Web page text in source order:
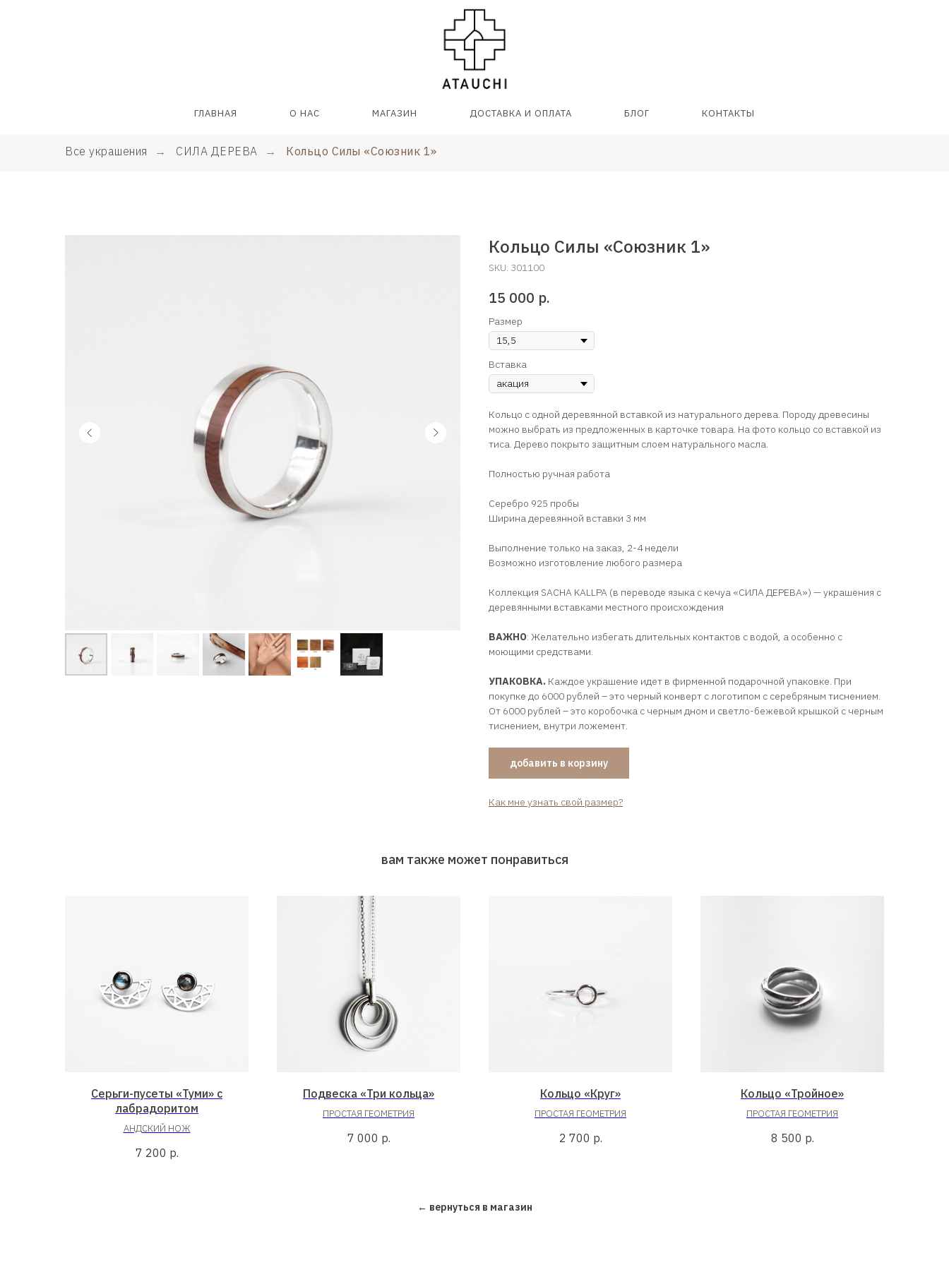
ГЛАВНАЯ О НАС МАГАЗИН ДОСТАВКА И ОПЛАТА БЛОГ КОНТАКТЫ
Все украшения → СИЛА ДЕРЕВА → Кольцо Силы «Союзник 1»
Кольцо Силы «Союзник 1»
SKU: 301100
15 000 р.
Размер
Вставка
Кольцо с одной деревянной вставкой из натурального дерева. Породу древесины
можно выбрать из предложенных в карточке товара. На фото кольцо со вставкой из
тиса. Дерево покрыто защитным слоем натурального масла.
Полностью ручная работа
Серебро 925 пробы
Ширина деревянной вставки 3 мм
Выполнение только на заказ, 2-4 недели
Возможно изготовление любого размера
Коллекция SACHA KALLPA (в переводе языка с кечуа «СИЛА ДЕРЕВА») — украшения с
деревянными вставками местного происхождения
ВАЖНО: Желательно избегать длительных контактов с водой, а особенно с
моющими средствами.
УПАКОВКА. Каждое украшение идет в фирменной подарочной упаковке. При
покупке до 6000 рублей – это черный конверт с логотипом с серебряным тиснением.
От 6000 рублей – это коробочка с черным дном и светло-бежевой крышкой с черным
тиснением, внутри ложемент.
добавить в корзину
Как мне узнать свой размер?
вам также может понравиться
Серьги-пусеты «Туми» с
лабрадоритом
АНДСКИЙ НОЖ
7 200 р.
Подвеска «Три кольца»
ПРОСТАЯ ГЕОМЕТРИЯ
7 000 р.
Кольцо «Круг»
ПРОСТАЯ ГЕОМЕТРИЯ
2 700 р.
Кольцо «Тройное»
ПРОСТАЯ ГЕОМЕТРИЯ
8 500 р.
← вернуться в магазин